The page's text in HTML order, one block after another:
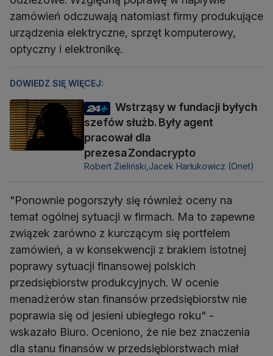
zamówień odczuwają natomiast firmy produkujące
urządzenia elektryczne, sprzęt komputerowy,
optyczny i elektronikę.
DOWIEDZ SIĘ WIĘCEJ:
Wstrząsy w fundacji byłych
szefów służb. Były agent
pracował dla
prezesa Zondacrypto
Robert Zieliński, Jacek Harłukowicz (Onet)
"Ponownie pogorszyły się również oceny na
temat ogólnej sytuacji w firmach. Ma to zapewne
związek zarówno z kurczącym się portfelem
zamówień, a w konsekwencji z brakiem istotnej
poprawy sytuacji finansowej polskich
przedsiębiorstw produkcyjnych. W ocenie
menadżerów stan finansów przedsiębiorstw nie
poprawia się od jesieni ubiegłego roku" -
wskazało Biuro. Oceniono, że nie bez znaczenia
dla stanu finansów w przedsiębiorstwach miał